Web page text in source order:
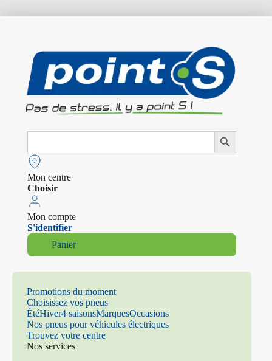
Search
Search Button
Mon centre
Choisir
Mon compte
S'identifier
Panier
Promotions du moment
Choisissez vos pneus
ÉtéHiver4 saisonsMarquesOccasions
Nos pneus pour véhicules électriques
Trouvez votre centre
Nos services